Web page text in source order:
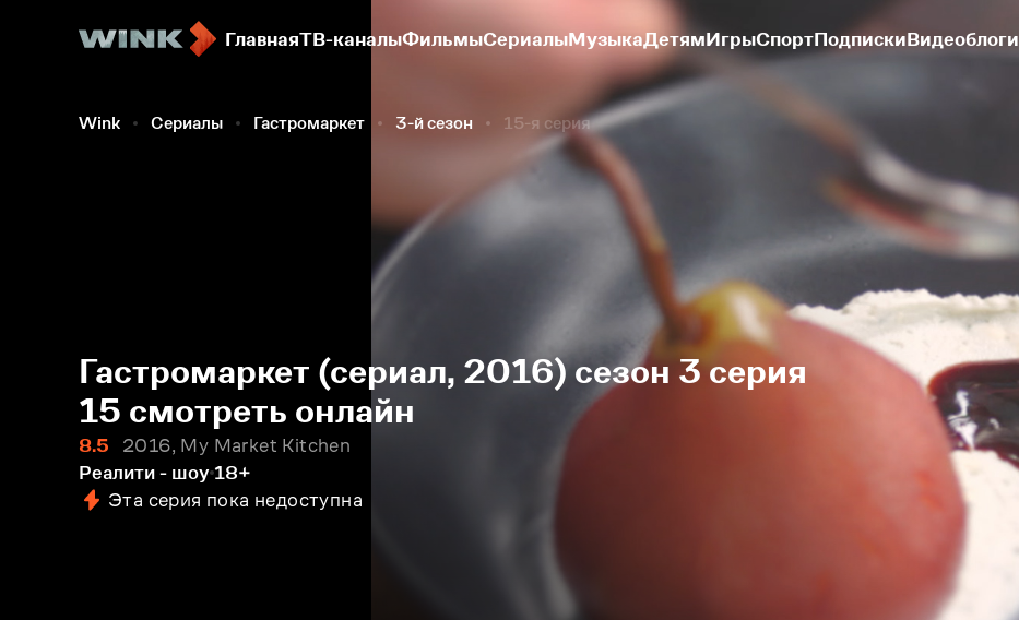
ГлавнаяТВ-каналыФильмыСериалыМузыкаДетямИгрыСпортПодпискиВидеоблоги
Wink Сериалы Гастромаркет 3-й сезон 15-я серия
Гастромаркет (сериал, 2016) сезон 3 серия
15 смотреть онлайн
8.5
2016, My Market Kitchen
Реалити - шоу 18+
Эта серия пока недоступна